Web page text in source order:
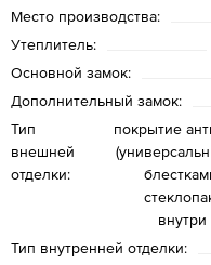
Место производства:
Утеплитель:
Основной замок:
Дополнительный замок:
Тип
внешней
отделки:
покрытие
Тип внутренней отделки: